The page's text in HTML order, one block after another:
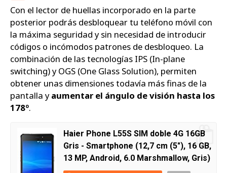
Con el lector de huellas incorporado en la parte
posterior podrás desbloquear tu teléfono móvil con
la máxima seguridad y sin necesidad de introducir
códigos o incómodos patrones de desbloqueo. La
combinación de las tecnologías IPS (In-plane
switching) y OGS (One Glass Solution), permiten
obtener unas dimensiones todavía más finas de la
pantalla yaumentar el ángulo de visión hasta los
178º.
Haier Phone L55S SIM doble 4G 16GB
Gris - Smartphone (12,7 cm (5"), 16 GB,
13 MP, Android, 6.0 Marshmallow, Gris)